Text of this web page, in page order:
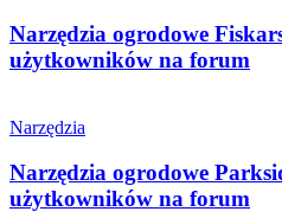
Narzędzia ogrodowe
użytkowników na forum
Narzędzia
Narzędzia ogrodowe
użytkowników na forum